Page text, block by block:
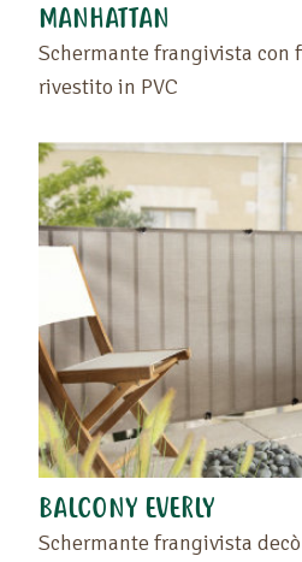
MANHATTAN
Schermante frangivista con
rivestito in PVC
BALCONY EVERLY
Schermante frangivista